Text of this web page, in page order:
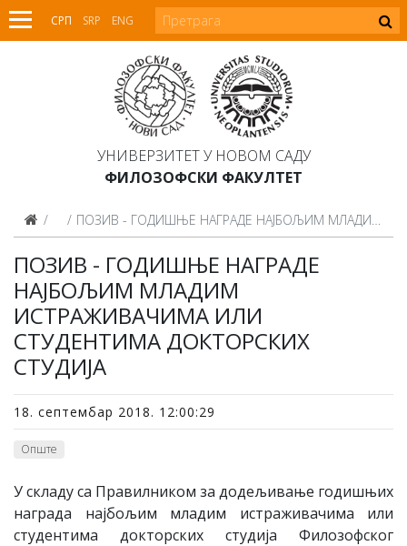
СРП SRP ENG
УНИВЕРЗИТЕТ У НОВОМ САДУ
ФИЛОЗОФСКИ ФАКУЛТЕТ
ВестиПОЗИВ - ГОДИШЊЕ НАГРАДЕ НАЈБОЉИМ МЛАДИМ ИСТРАЖИВАЧИМА ИЛИ СТУДЕНТИМА ДОКТОРСКИХ СТУДИЈА
ПОЗИВ - ГОДИШЊЕ НАГРАДЕ
НАЈБОЉИМ МЛАДИМ
ИСТРАЖИВАЧИМА ИЛИ
СТУДЕНТИМА ДОКТОРСКИХ
СТУДИЈА
18. септембар 2018. 12:00:29
Опште
У складу са Правилником за додељивање годишњих
награда најбољим младим истраживачима или
студентима докторских студија Филозофског